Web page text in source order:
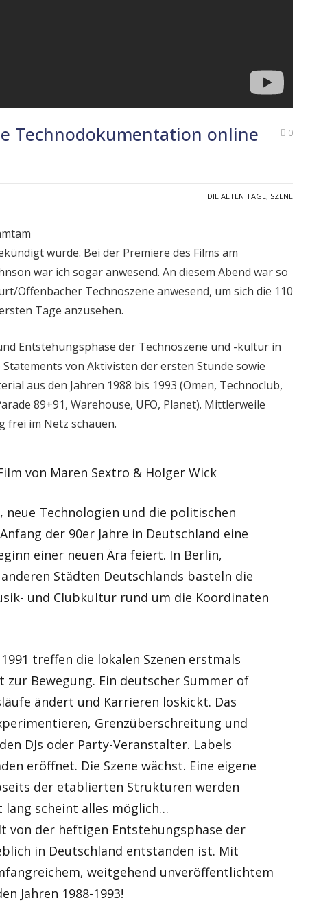
Technodokumentation online
0
DIE ALTEN TAGE, SZENE
wurde. Bei der Premiere des Films am
war ich sogar anwesend. An diesem Abend war so
Offenbacher Technoszene anwesend, um sich die 110
Tage anzusehen.
Entstehungsphase der Technoszene und -kultur in
von Aktivisten der ersten Stunde sowie
aus den Jahren 1988 bis 1993 (Omen, Technoclub,
89+91, Warehouse, UFO, Planet). Mittlerweile
frei im Netz schauen.
von Maren Sextro & Holger Wick
neue Technologien und die politischen
der 90er Jahre in Deutschland eine
einer neuen Ära feiert. In Berlin,
Städten Deutschlands basteln die
und Clubkultur rund um die Koordinaten
treffen die lokalen Szenen erstmals
Bewegung. Ein deutscher Summer of
ändert und Karrieren loskickt. Das
Grenzüberschreitung und
DJs oder Party-Veranstalter. Labels
eröffnet. Die Szene wächst. Eine eigene
der etablierten Strukturen werden
lang scheint alles möglich…
von der heftigen Entstehungsphase der
in Deutschland entstanden ist. Mit
weitgehend unveröffentlichtem
Jahren 1988-1993!